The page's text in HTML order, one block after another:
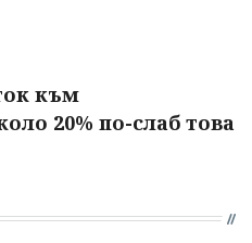
към
20% по-слаб това